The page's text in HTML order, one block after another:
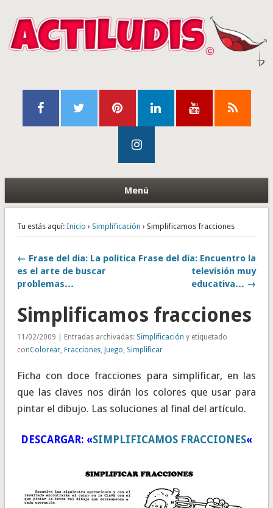
Menú
Tu estás aquí: Inicio › Simplificación › Simplificamos fracciones
← Frase del día: La política
es el arte de buscar
problemas…
Frase del día: Encuentro la
televisión muy
educativa… →
Simplificamos fracciones
11/02/2009 | Entradas archivadas: Simplificación y etiquetado
conColorear, Fracciones, Juego, Simplificar
Ficha con doce fracciones para simplificar, en las
que las claves nos dirán los colores que usar para
pintar el dibujo. Las soluciones al final del artículo.
DESCARGAR: «SIMPLIFICAMOS FRACCIONES«